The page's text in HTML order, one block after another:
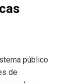
público
de